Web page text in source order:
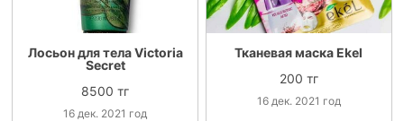
Лосьон для тела Victoria
Secret
8500 тг
16 дек. 2021 год
Тканевая маска Ekel
200 тг
16 дек. 2021 год